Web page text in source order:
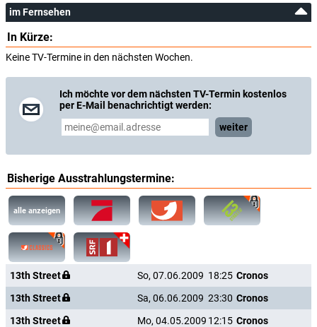
im Fernsehen
In Kürze:
Keine TV-Termine in den nächsten Wochen.
Ich möchte vor dem nächsten TV-Termin kostenlos
per E-Mail benachrichtigt werden:
weiter
Bisherige Ausstrahlungstermine:
alle anzeigen
13th Street So, 07.06.2009 18:25 Cronos
13th Street
Sa, 06.06.2009 23:30 Cronos
13th Street
Mo, 04.05.2009 12:15 Cronos